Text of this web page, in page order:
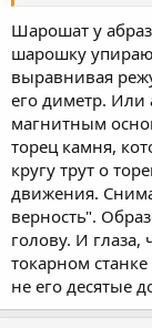
Шарошат у
шарошку
выравнивая
его диметр.
магнитным
торец камня,
кругу трут о
движения.
верность".
голову. И глаза,
токарном
не его десятые